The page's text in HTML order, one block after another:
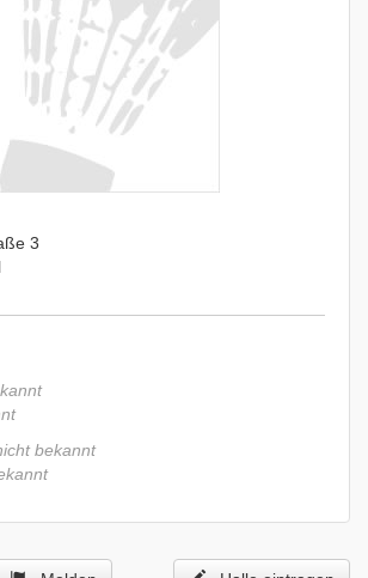
3
bekannt